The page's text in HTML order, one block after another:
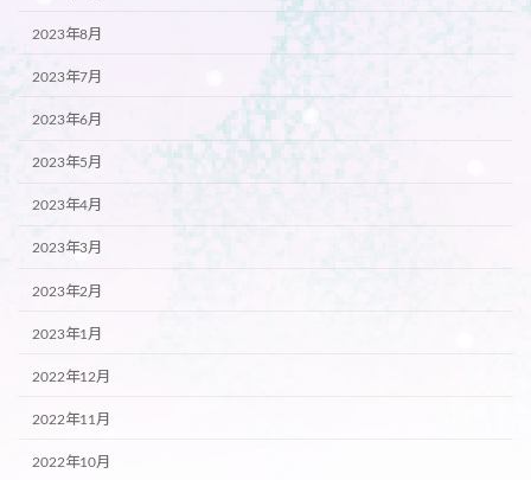
2023年8月
2023年7月
2023年6月
2023年5月
2023年4月
2023年3月
2023年2月
2023年1月
2022年12月
2022年11月
2022年10月